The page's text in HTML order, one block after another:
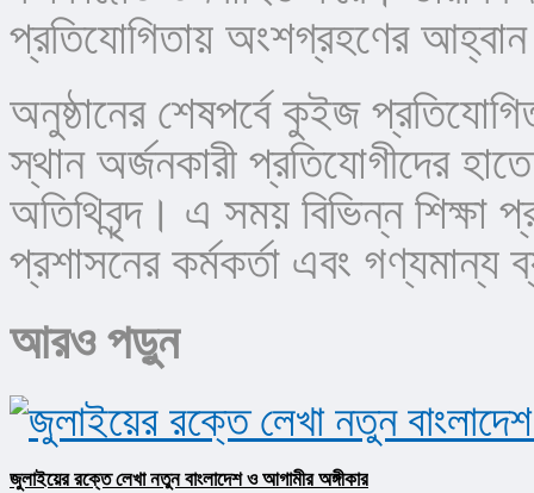
প্রতিযোগিতায় অংশগ্রহণের
অনুষ্ঠানের শেষপর্বে কুইজ
স্থান অর্জনকারী প্রতিযোগীদের
অতিথিবৃন্দ। এ সময় বিভিন্ন শিক্ষা
প্রশাসনের কর্মকর্তা এবং গণ্যমান্য
আরও পড়ুন
জুলাইয়ের রক্তে লেখা নতুন বাংলাদেশ ও আগামীর অঙ্গীকার​